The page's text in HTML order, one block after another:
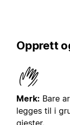
Opprett
Merk: Bare
legges til i
gjester.